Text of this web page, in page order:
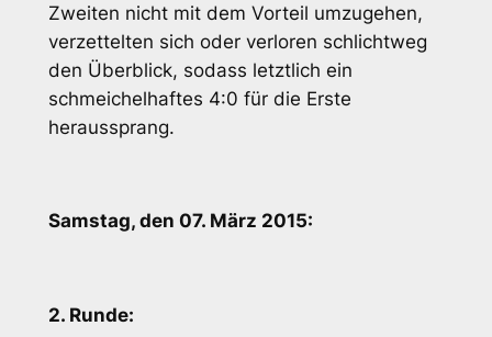
Zweiten nicht mit dem Vorteil umzugehen,
verzettelten sich oder verloren schlichtweg
den Überblick, sodass letztlich ein
schmeichelhaftes 4:0 für die Erste
heraussprang.
Samstag, den 07. März 2015:
2. Runde: